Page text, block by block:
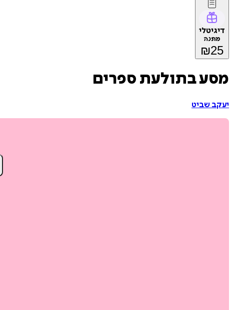
דיגיטלי
מתנה
₪25
מסע בתולעת ספרים
יעקב שביט